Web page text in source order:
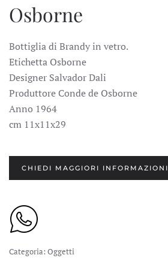
Osborne
Bottiglia di Brandy in vetro.
Etichetta Osborne
Designer Salvador Dali
Produttore Conde de Osborne
Anno 1964
cm 11x11x29
CHIEDI MAGGIORI INFORMAZIONI
Categoria: Oggetti